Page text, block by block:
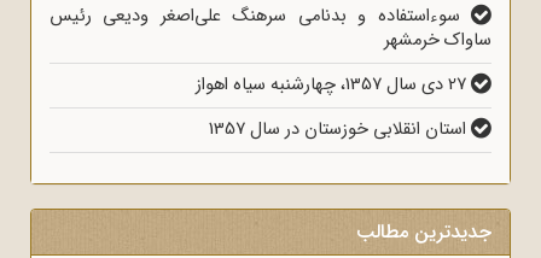
سوءاستفاده و بدنامی سرهنگ علی‌اصغر ودیعی رئیس
ساواک خرمشهر
استان انقلابی خوزستان در سال 1357
جدیدترین مطالب